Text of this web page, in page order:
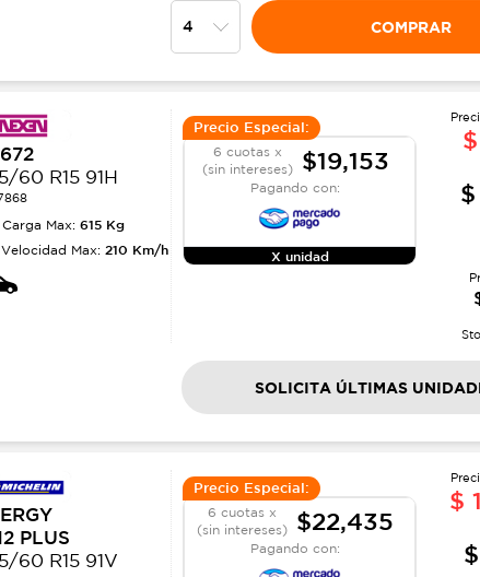
COMPRAR
60 R15 91H
Carga Max: 615 Kg
Velocidad Max: 210 Km/h
Precio Especial:
6 cuotas x
(sin intereses)
$19,153
Pagando con:
X unidad
$
$
SOLICITA ÚLTIMAS
PLUS
60 R15 91V
Precio Especial:
6 cuotas x
(sin intereses)
$22,435
Pagando con:
$
$